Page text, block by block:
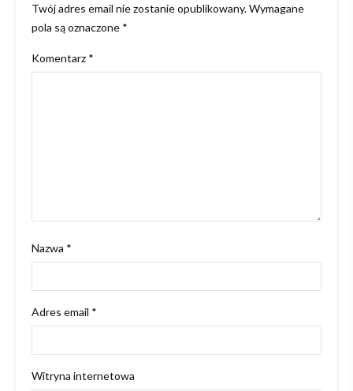
Twój adres email nie zostanie opublikowany.Wymagane
pola są oznaczone *
Komentarz *
Nazwa *
Adres email *
Witryna internetowa